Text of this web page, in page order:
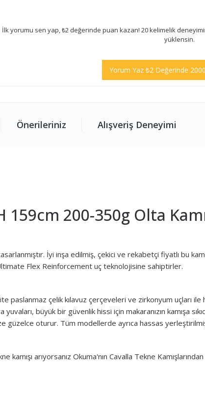
İlk yorumu sen yap, ₺2 değerinde puan kazan! 20 kelimelik
yüklensin.
Yorum Yaz ₺2 Değerinde
Önerileriniz Alışveriş Deneyimi
200-350g Olta
İyi inşa edilmiş, çekici ve rekabetçi fiyatlı bu
Flex Reinforcement uç teknolojisine sahiptirler.
paslanmaz çelik kılavuz çerçeveleri ve zirkonyum uçları
büyük bir güvenlik hissi için makaranızın kamışa
güzelce oturur. Tüm modellerde ayrıca hassas
arıyorsanız Okuma'nın Cavalla Tekne Kamışlarından